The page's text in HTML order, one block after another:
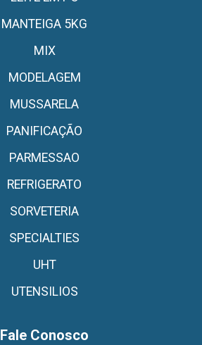
MANTEIGA 5KG
MIX
MODELAGEM
MUSSARELA
PANIFICAÇÃO
PARMESSAO
REFRIGERATO
SORVETERIA
SPECIALTIES
UHT
UTENSILIOS
Fale Conosco